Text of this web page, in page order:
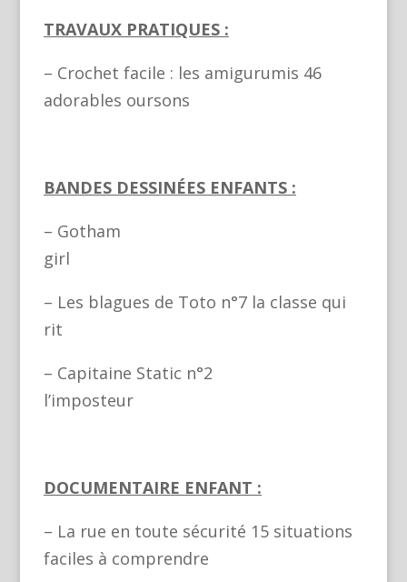
TRAVAUX PRATIQUES :
– Crochet facile : les amigurumis 46
adorables oursons
BANDES DESSINÉES ENFANTS :
– Gotham
girl
– Les blagues de Toto n°7 la classe qui
rit
– Capitaine Static n°2
l’imposteur
DOCUMENTAIRE ENFANT :
– La rue en toute sécurité 15 situations
faciles à comprendre